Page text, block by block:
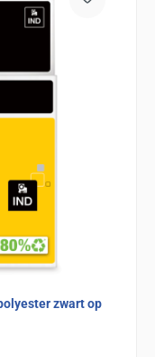
zwart op